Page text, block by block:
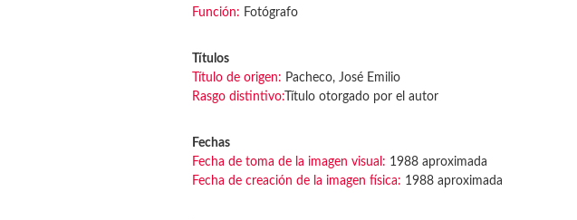
Función: Fotógrafo
Títulos
Título de origen: Pacheco, José Emilio
Rasgo distintivo: Título otorgado por el autor
Fechas
Fecha de toma de la imagen visual: 1988 aproximada
Fecha de creación de la imagen física: 1988 aproximada